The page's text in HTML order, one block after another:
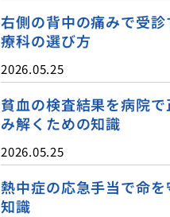
右側の背中の痛みで受
療科の選び方
2026.05.25
貧血の検査結果を病院
み解くための知識
2026.05.25
熱中症の応急手当で命
知識